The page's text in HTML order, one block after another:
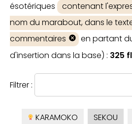
ésotériques
contenant
nom du marabout, dans le
commentaires
en partant
d'insertion dans la base) : 325
Filtrer :
KARAMOKO SEKOU